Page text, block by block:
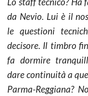
da Nevio. Lui è il
le questioni
decisore. Il timbro
fa dormire
dare continuità a
Parma-Reggiana?